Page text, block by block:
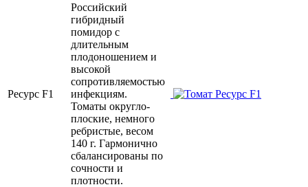
Ресурс F1
Российский
гибридный
помидор с
длительным
плодоношением и
высокой
сопротивляемостью
инфекциям.
Томаты округло-
плоские, немного
ребристые, весом
140 г. Гармонично
сбалансированы по
сочности и
плотности.